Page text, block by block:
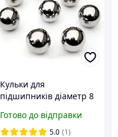
Кульки для
підшипників діаметр 8
покриттям (1 шт)
Готово до відправки
5.0 (1)